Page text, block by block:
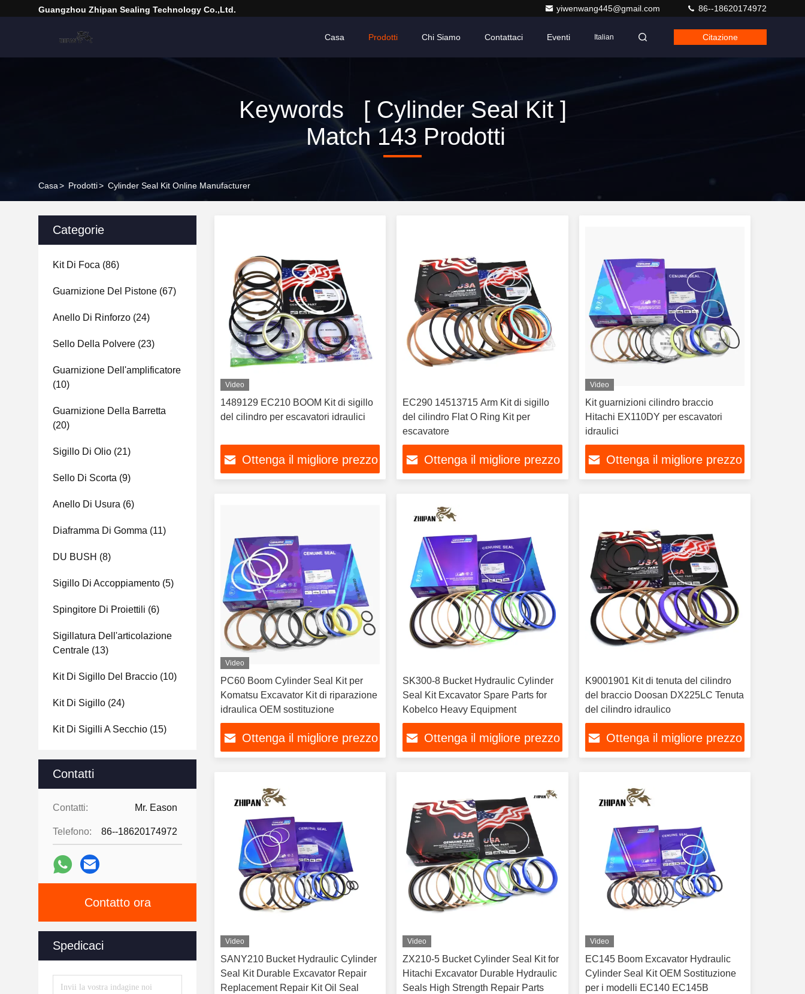
Guangzhou Zhipan Sealing Technology Co.,Ltd. yiwenwang445@gmail.com 86--18620174972
Casa Prodotti Chi Siamo Contattaci Eventi Italian Citazione
Keywords [ Cylinder Seal Kit ]
Match 143 Prodotti
Casa> Prodotti> Cylinder Seal Kit Online Manufacturer
Categorie
Kit Di Foca (86)
Guarnizione Del Pistone (67)
Anello Di Rinforzo (24)
Sello Della Polvere (23)
Guarnizione Dell'amplificatore
(10)
Guarnizione Della Barretta
(20)
Sigillo Di Olio (21)
Sello Di Scorta (9)
Anello Di Usura (6)
Diaframma Di Gomma (11)
DU BUSH (8)
Sigillo Di Accoppiamento (5)
Spingitore Di Proiettili (6)
Sigillatura Dell'articolazione
Centrale (13)
Kit Di Sigillo Del Braccio (10)
Kit Di Sigillo (24)
Kit Di Sigilli A Secchio (15)
Contatti
Contatti: Mr. Eason
Telefono: 86--18620174972
Contatto ora
Spedicaci
Video
1489129 EC210 BOOM Kit di sigillo
del cilindro per escavatori idraulici
Ottenga il migliore prezzo
EC290 14513715 Arm Kit di sigillo
del cilindro Flat O Ring Kit per
escavatore
Ottenga il migliore prezzo
Video
Kit guarnizioni cilindro braccio
Hitachi EX110DY per escavatori
idraulici
Ottenga il migliore prezzo
Video
PC60 Boom Cylinder Seal Kit per
Komatsu Excavator Kit di riparazione
idraulica OEM sostituzione
Ottenga il migliore prezzo
SK300-8 Bucket Hydraulic Cylinder
Seal Kit Excavator Spare Parts for
Kobelco Heavy Equipment
Ottenga il migliore prezzo
K9001901 Kit di tenuta del cilindro
del braccio Doosan DX225LC Tenuta
del cilindro idraulico
Ottenga il migliore prezzo
Video
SANY210 Bucket Hydraulic Cylinder
Seal Kit Durable Excavator Repair
Replacement Repair Kit Oil Seal
Video
ZX210-5 Bucket Cylinder Seal Kit for
Hitachi Excavator Durable Hydraulic
Seals High Strength Repair Parts
Video
EC145 Boom Excavator Hydraulic
Cylinder Seal Kit OEM Sostituzione
per i modelli EC140 EC145B